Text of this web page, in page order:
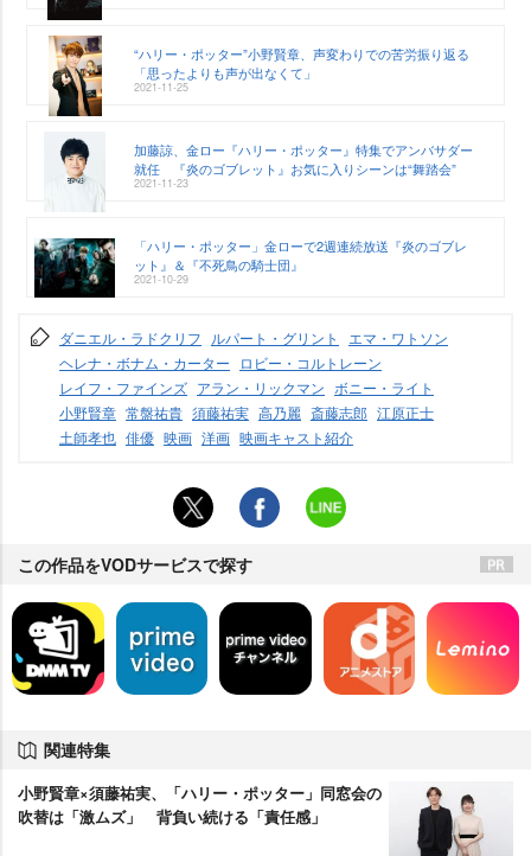
“ハリー・ポッター”小野賢章、声変わりでの苦労振り返る
「思ったよりも声が出なくて」
2021-11-25
加藤諒、金ロー『ハリー・ポッター』特集でアンバサダー
就任 『炎のゴブレット』お気に入りシーンは“舞踏会”
2021-11-23
「ハリー・ポッター」金ローで2週連続放送『炎のゴブレ
ット』＆『不死鳥の騎士団』
2021-10-29
ダニエル・ラドクリフ ルパート・グリント
エマ・ワトソン
ヘレナ・ボナム・カーター
ロビー・コルトレーン
レイフ・ファインズ アラン・リックマン ボニー・ライト
小野賢章 常盤祐貴 須藤祐実 高乃麗 斎藤志郎 江原正士
土師孝也 俳優 映画 洋画 映画キャスト紹介
この作品をVODサービスで探す
関連特集
小野賢章×須藤祐実、「ハリー・ポッター」同窓会の
吹替は「激ムズ」 背負い続ける「責任感」